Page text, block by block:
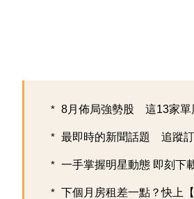
8月佈局強勢股 這13家單
最即時的新聞話題 追蹤
一手掌握明星動態 即刻下
下個月房租差一點？快上